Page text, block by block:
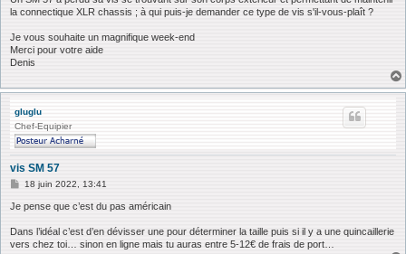
g
la connectique XLR chassis ; à qui puis-je demander ce type de vis s'il-vous-plaît ?
Je vous souhaite un magnifique week-end
Merci pour votre aide
Denis
gluglu
Chef-Equipier
vis SM 57
M
s
g
e
18 juin 2022, 13:41
Je pense que c’est du pas américain
Dans l’idéal c’est d’en dévisser une pour déterminer la taille puis si il y a une quincaillerie
vers chez toi… sinon en ligne mais tu auras entre 5-12€ de frais de port…